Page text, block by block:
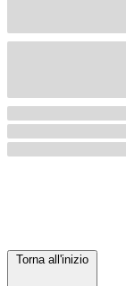
Torna all'inizio